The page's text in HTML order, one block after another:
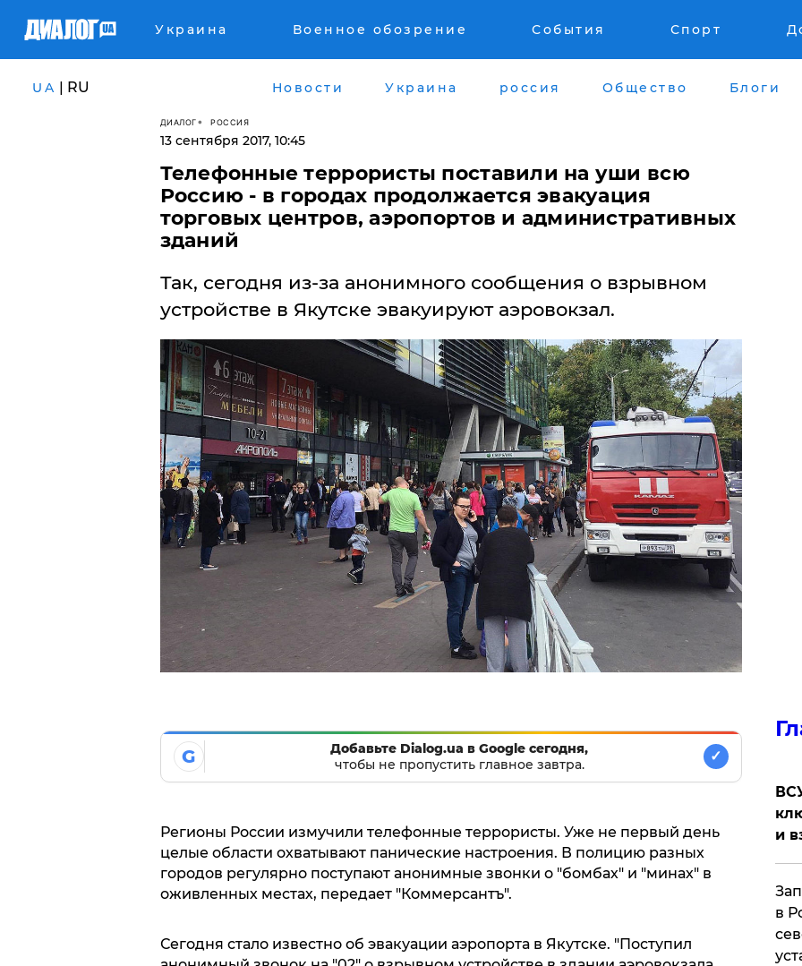
Украина Военное обозрение События Спорт
UA | RU Новости Украина россия Общество Блоги
ДИАЛОГ РОССИЯ
13 сентября 2017, 10:45
Телефонные террористы поставили на уши всю
Россию - в городах продолжается эвакуация
торговых центров, аэропортов и административных
зданий
Так, сегодня из-за анонимного сообщения о взрывном
устройстве в Якутске эвакуируют аэровокзал.
G
Добавьте Dialog.ua в Google сегодня,
чтобы не пропустить главное завтра.
✓
Регионы России измучили телефонные террористы. Уже не первый день
целые области охватывают панические настроения. В полицию разных
городов регулярно поступают анонимные звонки о "бомбах" и "минах" в
оживленных местах, передает "Коммерсантъ".
Сегодня стало известно об эвакуации аэропорта в Якутске. "Поступил
и
в